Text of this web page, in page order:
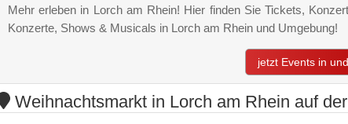
Mehr erleben in Lorch am Rhein! Hier finden Sie Tickets,
Konzerte, Shows & Musicals in Lorch am Rhein und Umgebung!
jetzt Events in
Weihnachtsmarkt in Lorch am Rhein auf